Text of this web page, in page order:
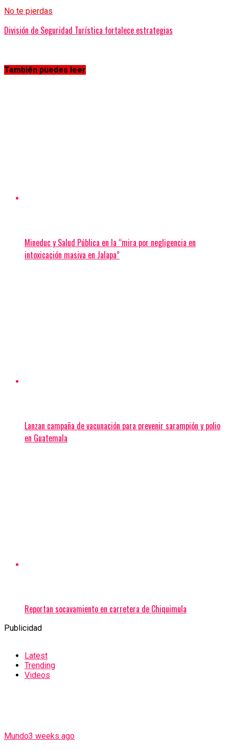
No te pierdas
División de Seguridad Turística fortalece estrategias
También puedes leer
Mineduc y Salud Pública en la “mira por negligencia en
intoxicación masiva en Jalapa”
Lanzan campaña de vacunación para prevenir sarampión y polio
en Guatemala
Reportan socavamiento en carretera de Chiquimula
Publicidad
Latest
Trending
Videos
Mundo3 weeks ago